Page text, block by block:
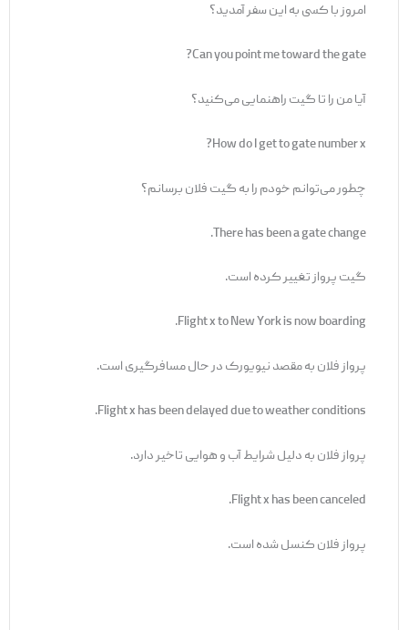
امروز با کسی به این سفر آمدید؟
Can you point me toward the gate?
آیا من را تا گیت راهنمایی می‌کنید؟
How do I get to gate number x?
چطور می‌توانم خودم را به گیت فلان برسانم؟
There has been a gate change.
گیت پرواز تغییر کرده است.
Flight x to New York is now boarding.
پرواز فلان به مقصد نیویورک در حال مسافرگیری است.
Flight x has been delayed due to weather conditions.
پرواز فلان به دلیل شرایط آب و هوایی تاخیر دارد.
Flight x has been canceled.
پرواز فلان کنسل شده است.